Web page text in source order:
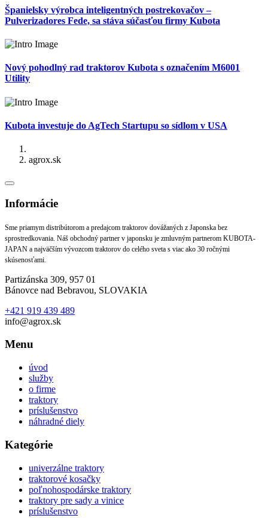
Španielsky výrobca inteligentných postrekovačov –
Pulverizadores Fede, sa stáva súčasťou firmy Kubota
Nový pohodlný rad traktorov Kubota s označením M6001
Utility
Kubota investuje do AgTech Startupu so sídlom v USA
agrox.sk
Informácie
Sme priamym distribútorom a predajcom traktorov dovážaných z Japonska bez
sprostredkovania. Náš obchodný partner v japonsku je zmluvným partnerom KUBOTA-
JAPAN a najväčším vývozcom traktorov do celého sveta s viac ako 30 ročnými
skúsenosťami.
Partizánska 309, 957 01
Bánovce nad Bebravou, SLOVAKIA
+421 919 439 489
info@agrox.sk
Menu
úvod
služby
o firme
traktory
príslušenstvo
náhradné diely
Kategórie
univerzálne traktory
traktorové kosačky
poľnohospodárske traktory
traktory pre sady a vinice
príslušenstvo